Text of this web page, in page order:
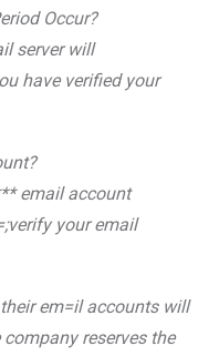
Occur?
server will
have verified your
email account
your email
em=il accounts will
reserves the